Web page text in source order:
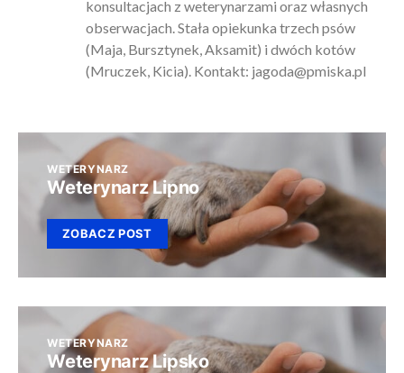
konsultacjach z weterynarzami oraz własnych
obserwacjach. Stała opiekunka trzech psów
(Maja, Bursztynek, Aksamit) i dwóch kotów
(Mruczek, Kicia). Kontakt: jagoda@pmiska.pl
WETERYNARZ
Weterynarz Lipno
ZOBACZ POST
WETERYNARZ
Weterynarz Lipsko